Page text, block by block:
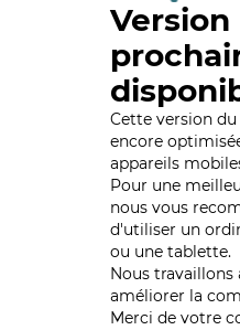
Cette version du
encore
appareils
Pour une
nous vous
d'utiliser un
ou une tablette.
Nous
améliorer la
Merci de votre